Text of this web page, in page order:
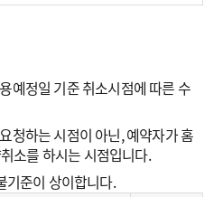
예정일 기준 취소시점에 따른 수
청하는 시점이 아닌, 예약자가 홈
소를 하시는 시점입니다.
준이 상이합니다.